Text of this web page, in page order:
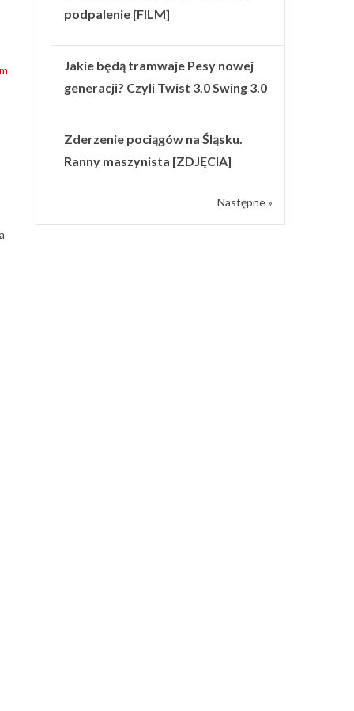
podpalenie [FILM]
Jakie będą tramwaje Pesy nowej
generacji? Czyli Twist 3.0 Swing 3.0
Zderzenie pociągów na Śląsku.
Ranny maszynista [ZDJĘCIA]
Następne »